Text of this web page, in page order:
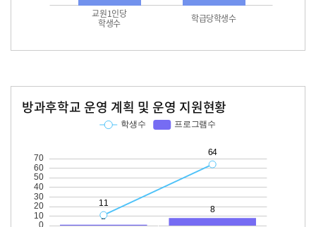
교원1인당
학생수 학급당학생수
방과후학교 운영 계획 및 운영 지원현황